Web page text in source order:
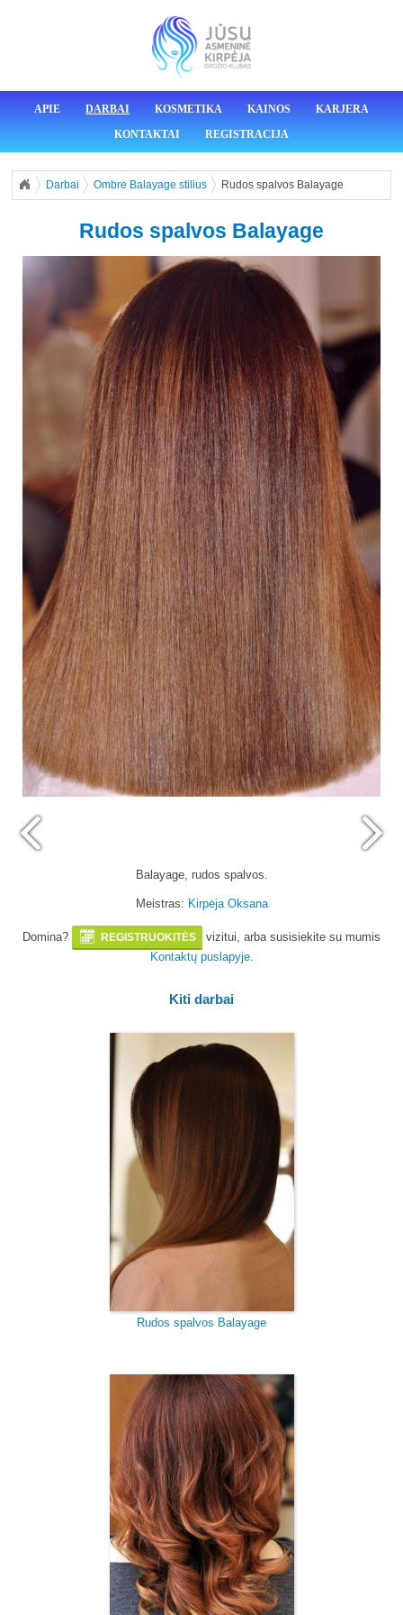
APIE DARBAI KOSMETIKA KAINOS
KARJERA
KONTAKTAI
REGISTRACIJA
Darbai Ombre Balayage stilius Rudos spalvos Balayage
Rudos spalvos Balayage
Balayage, rudos spalvos.
Meistras: Kirpėja Oksana
Domina? REGISTRUOKITĖS
vizitui, arba susisiekite su mumis
Kontaktų puslapyje.
Kiti darbai
Rudos spalvos Balayage